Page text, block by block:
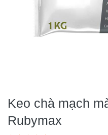
Keo chà mạch
Rubymax